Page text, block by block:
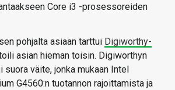
Core i3 -prosessoreiden
pohjalta asiaan tarttui Digiworthy-
asian hieman toisin. Digiworthyn
väite, jonka mukaan Intel
G4560:n tuotannon rajoittamista ja